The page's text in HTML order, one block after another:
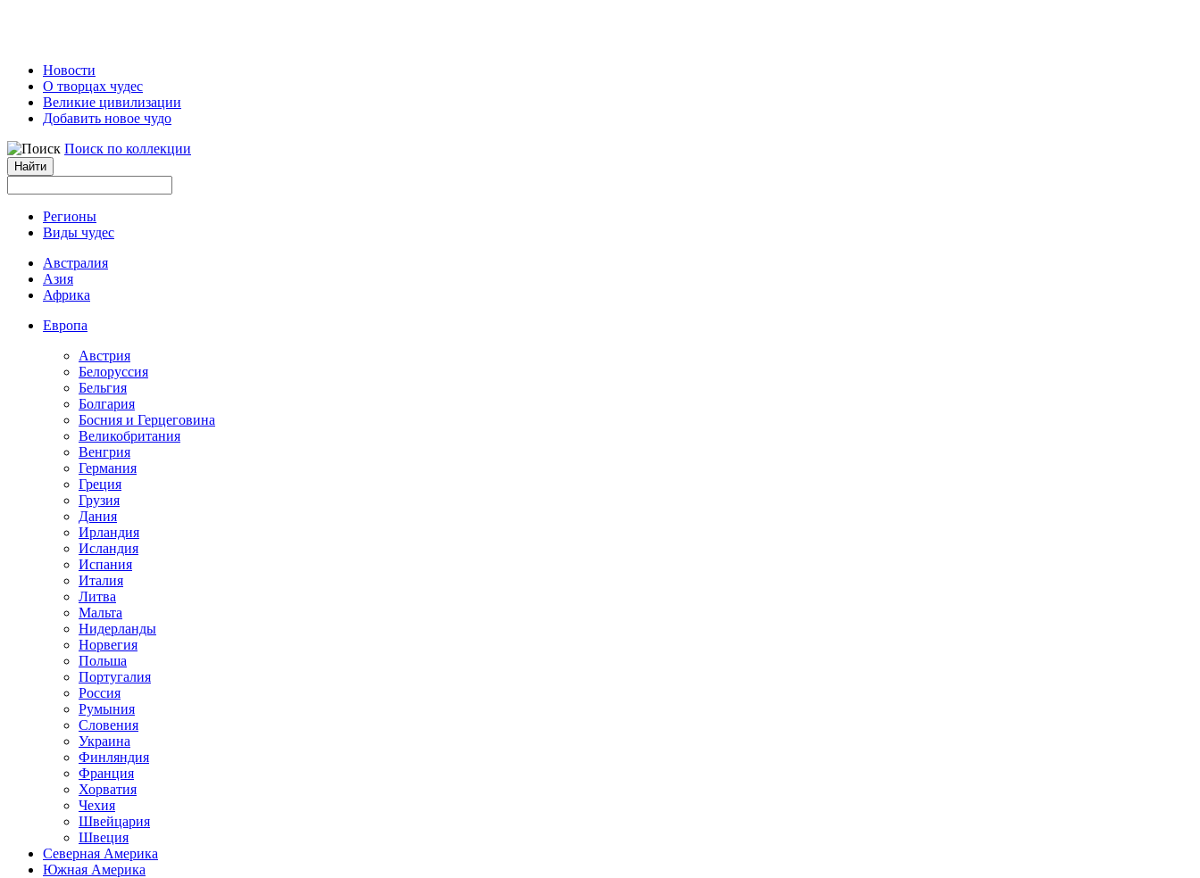
Новости
О творцах чудес
Великие цивилизации
Добавить новое чудо
Поиск по коллекции
Регионы
Виды чудес
Австралия
Азия
Африка
Европа
Австрия
Белоруссия
Бельгия
Болгария
Босния и Герцеговина
Великобритания
Венгрия
Германия
Греция
Грузия
Дания
Ирландия
Исландия
Испания
Италия
Литва
Мальта
Нидерланды
Норвегия
Польша
Португалия
Россия
Румыния
Словения
Украина
Финляндия
Франция
Хорватия
Чехия
Швейцария
Швеция
Северная Америка
Южная Америка